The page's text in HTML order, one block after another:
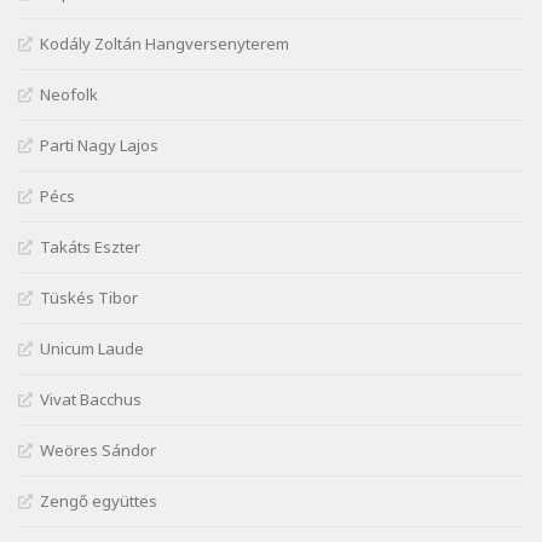
Szélkiáltó
József Attila: Mióta elmentél
József Attila: Ne bántsda gyönge nőt
Szélkiáltó
Szélkiáltó
József Attila: Szerelmesvers
József Attila: Tószunnyadó
Szélkiáltó
Kodály Zoltán Hangversenyterem
Neofolk
Parti Nagy Lajos
Pécs
Takáts Eszter
Tüskés Tibor
Unicum Laude
Vivat Bacchus
Weöres Sándor
Zengő együttes